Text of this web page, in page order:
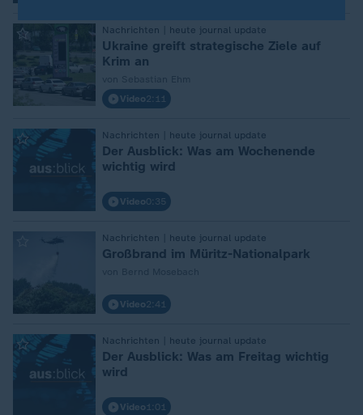
Nachrichten | heute journal update
Ukraine greift strategische Ziele auf
Krim an
Video2:11
Nachrichten | heute journal update
Der Ausblick: Was am Wochenende
wichtig wird
Video0:35
Nachrichten | heute journal update
Großbrand im Müritz-Nationalpark
Video2:41
Nachrichten | heute journal update
Der Ausblick: Was am Freitag wichtig
wird
Video 1:01